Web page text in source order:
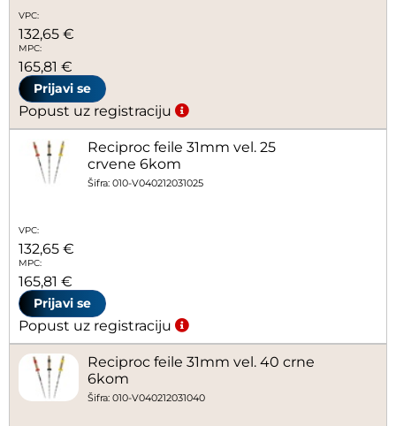
VPC:
132,65 €
MPC:
165,81 €
Prijavi se
Popust uz registraciju
Reciproc feile 31mm vel. 25
crvene 6kom
Šifra: 010-V040212031025
VPC:
132,65 €
MPC:
165,81 €
Prijavi se
Popust uz registraciju
Reciproc feile 31mm vel. 40 crne
6kom
Šifra: 010-V040212031040